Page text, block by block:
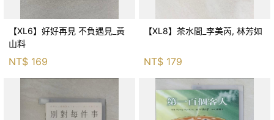
【XL6】好好再見 不負遇見_黃
山料
NT$ 169
【XL8】茶水間_李美芮, 林芳如
NT$ 179